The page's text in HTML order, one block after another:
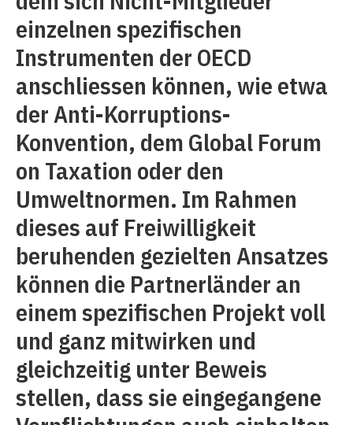
einzelnen spezifischen
Instrumenten der OECD
anschliessen können, wie etwa
der Anti-Korruptions-
Konvention, dem Global Forum
on Taxation oder den
Umweltnormen. Im Rahmen
dieses auf Freiwilligkeit
beruhenden gezielten Ansatzes
können die Partnerländer an
einem spezifischen Projekt voll
und ganz mitwirken und
gleichzeitig unter Beweis
stellen, dass sie eingegangene